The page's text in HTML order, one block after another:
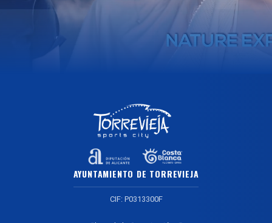
AYUNTAMIENTO DE TORREVIEJA
CIF: P0313300F